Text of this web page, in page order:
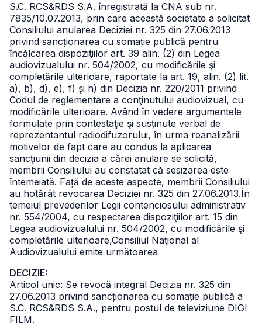
S.C. RCS&RDS S.A. înregistrată la CNA sub nr.
7835/10.07.2013, prin care această societate a solicitat
Consiliului anularea Deciziei nr. 325 din 27.06.2013
privind sancționarea cu somație publică pentru
încălcarea dispoziţiilor art. 39 alin. (2) din Legea
audiovizualului nr. 504/2002, cu modificările şi
completările ulterioare, raportate la art. 19, alin. (2) lit.
a), b), d), e), f) și h) din Decizia nr. 220/2011 privind
Codul de reglementare a conţinutului audiovizual, cu
modificările ulterioare. Având în vedere argumentele
formulate prin contestaţie şi susținute verbal de
reprezentantul radiodifuzorului, în urma reanalizării
motivelor de fapt care au condus la aplicarea
sancţiunii din decizia a cărei anulare se solicită,
membrii Consiliului au constatat că sesizarea este
întemeiată. Față de aceste aspecte, membrii Consiliului
au hotărât revocarea Deciziei nr. 325 din 27.06.2013.În
temeiul prevederilor Legii contenciosului administrativ
nr. 554/2004, cu respectarea dispoziţiilor art. 15 din
Legea audiovizualului nr. 504/2002, cu modificările şi
completările ulterioare,Consiliul Naţional al
Audiovizualului emite următoarea
DECIZIE:
Articol unic: Se revocă integral Decizia nr. 325 din
27.06.2013 privind sancționarea cu somație publică a
S.C. RCS&RDS S.A., pentru postul de televiziune DIGI
FILM.